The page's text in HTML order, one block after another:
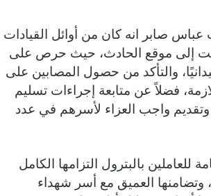
صابر انه كان من أوائل القيادات
إلى موقع الحادث، حيث حرص على
والتأكد من حصول المصابين على
فضلاً عن متابعة إجراءات تسليم
وتقديم واجب العزاء لأسرهم في عدد
للعاملين بالبترول التزامها الكامل
وتضامنها العميق مع أسر شهداء